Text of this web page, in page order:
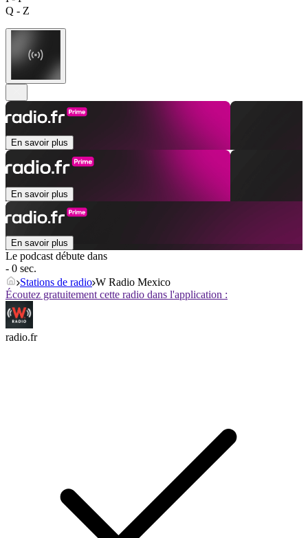
Q - Z
En savoir plus
En savoir plus
En savoir plus
Le podcast débute dans
- 0 sec.
Stations de radio W Radio Mexico
Écoutez gratuitement cette radio dans l'application :
radio.fr